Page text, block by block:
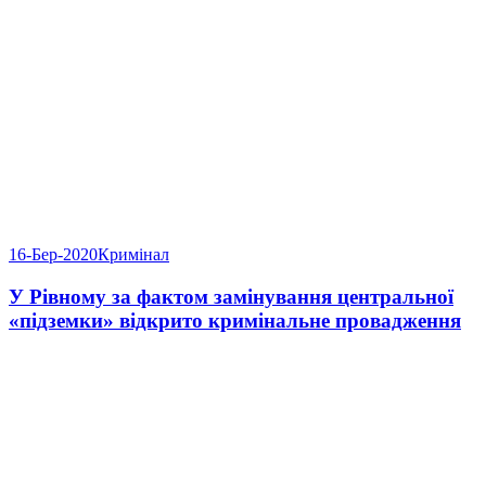
16-Бер-2020Кримінал
У Рівному за фактом замінування центральної
«підземки» відкрито кримінальне провадження